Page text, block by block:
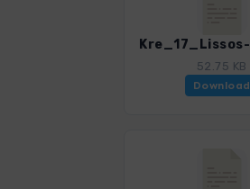
52.75 KB
Download